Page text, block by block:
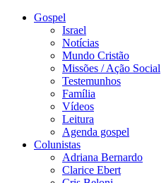
Gospel
Israel
Notícias
Mundo Cristão
Missões / Ação Social
Testemunhos
Família
Vídeos
Leitura
Agenda gospel
Colunistas
Adriana Bernardo
Clarice Ebert